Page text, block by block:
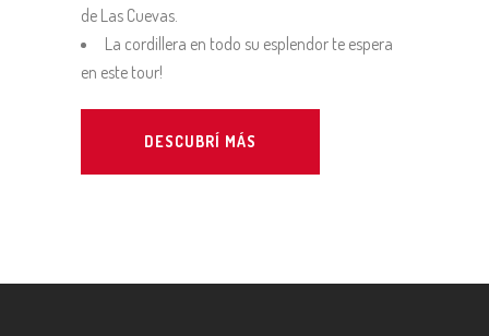
de Las Cuevas.
La cordillera en todo su esplendor te espera
en este tour!
DESCUBRÍ MÁS